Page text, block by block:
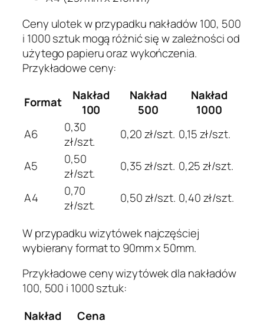
Ceny ulotek w przypadku nakładów 100, 500
i 1000 sztuk mogą różnić się w zależności od
użytego papieru oraz wykończenia.
Przykładowe ceny:
Format
Nakład
100
Nakład
500
Nakład
1000
A6
0,30
zł/szt.
0,20 zł/szt. 0,15 zł/szt.
A5
0,50
zł/szt.
0,35 zł/szt. 0,25 zł/szt.
A4
0,70
zł/szt.
0,50 zł/szt. 0,40 zł/szt.
W przypadku wizytówek najczęściej
wybierany format to 90mm x 50mm.
Przykładowe ceny wizytówek dla nakładów
100, 500 i 1000 sztuk:
Nakład
Cena